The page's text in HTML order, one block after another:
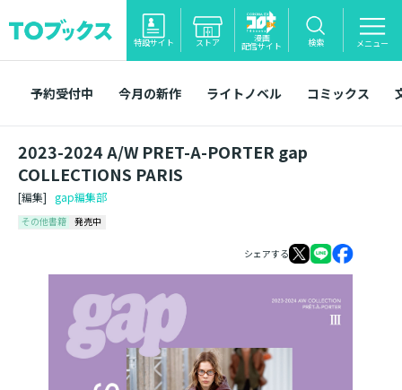
特設サイト ストア 漫画
配信サイト 検索 メニュー
予約受付中 今月の新作 ライトノベル コミックス
2023-2024 A/W PRET-A-PORTER gap
COLLECTIONS PARIS
[編集] gap編集部
その他書籍 発売中
シェアする